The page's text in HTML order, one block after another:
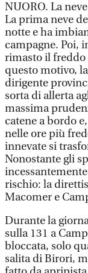
NUORO. La
La prima neve
notte e ha
campagne. Poi,
rimasto il freddo
questo motivo,
dirigente
sorta di allerta
massima
catene a bordo
nelle ore più
innevate si
Nonostante gli
rischio: la
Macomer e
Durante la
sulla 131 a
bloccata, solo
salita di Birori,